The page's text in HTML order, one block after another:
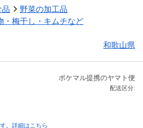
品
野菜の加工品
・梅干し・キムチなど
和歌山県
ポケマル提携のヤマト便
配送区分:
。詳細はこちら